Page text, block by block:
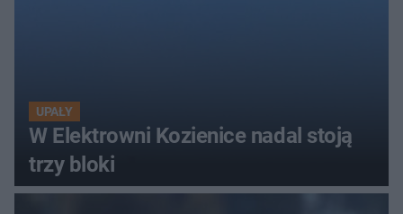
UPAŁY
W Elektrowni Kozienice nadal stoją
trzy bloki